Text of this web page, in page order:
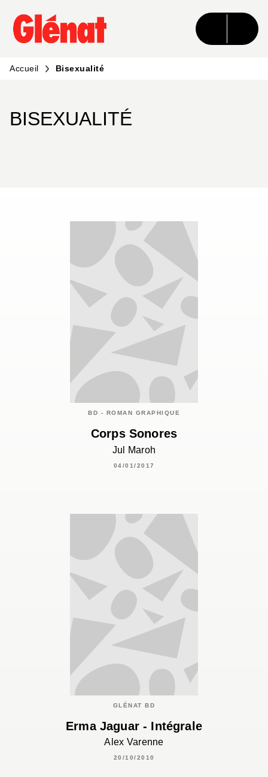
MENU RECHERCHE CONTENU
PIED DE PAGE
Accueil Bisexualité
BISEXUALITÉ
BD - ROMAN GRAPHIQUE
Corps Sonores
Jul Maroh
04/01/2017
GLÉNAT BD
Erma Jaguar - Intégrale
Alex Varenne
20/10/2010